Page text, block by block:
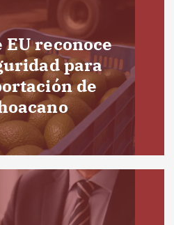
reconoce
para
de